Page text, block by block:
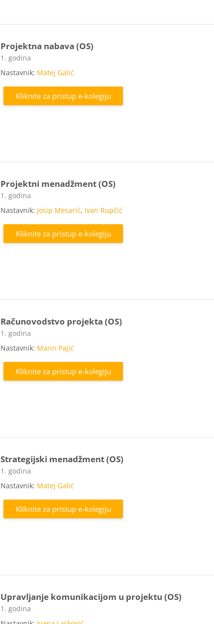
Projektna nabava (OS)
Kategorija e-kolegija
1. godina
Nastavnik: Matej Galić
Kliknite za pristup e-kolegiju
Projektni menadžment (OS)
Kategorija e-kolegija
1. godina
Nastavnik: Josip Mesarić, Ivan Rupčić
Kliknite za pristup e-kolegiju
Računovodstvo projekta (OS)
Kategorija e-kolegija
1. godina
Nastavnik: Marin Pajić
Kliknite za pristup e-kolegiju
Strategijski menadžment (OS)
Kategorija e-kolegija
1. godina
Nastavnik: Matej Galić
Kliknite za pristup e-kolegiju
Upravljanje komunikacijom u projektu (OS)
Kategorija e-kolegija
1. godina